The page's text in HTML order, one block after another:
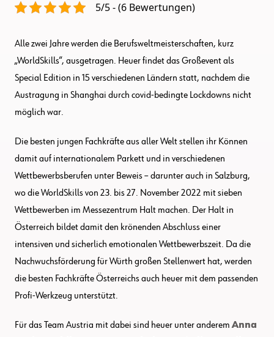
5/5 - (6 Bewertungen)
Alle zwei Jahre werden die Berufsweltmeisterschaften, kurz
„WorldSkills“, ausgetragen. Heuer findet das Großevent als
Special Edition in 15 verschiedenen Ländern statt, nachdem die
Austragung in Shanghai durch covid-bedingte Lockdowns nicht
möglich war.
Die besten jungen Fachkräfte aus aller Welt stellen ihr Können
damit auf internationalem Parkett und in verschiedenen
Wettbewerbsberufen unter Beweis – darunter auch in Salzburg,
wo die WorldSkills von 23. bis 27. November 2022 mit sieben
Wettbewerben im Messezentrum Halt machen. Der Halt in
Österreich bildet damit den krönenden Abschluss einer
intensiven und sicherlich emotionalen Wettbewerbszeit. Da die
Nachwuchsförderung für Würth großen Stellenwert hat, werden
die besten Fachkräfte Österreichs auch heuer mit dem passenden
Profi-Werkzeug unterstützt.
Für das Team Austria mit dabei sind heuer unter anderemAnna